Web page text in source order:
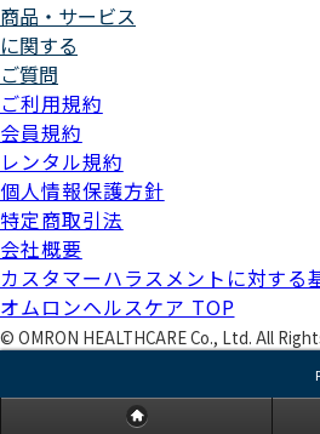
商品・サービス
に関する
ご質問
ご利用規約
会員規約
レンタル規約
個人情報保護方針
特定商取引法
会社概要
カスタマーハラスメントに対する
オムロンヘルスケア TOP
© OMRON HEALTHCARE Co., Ltd. All